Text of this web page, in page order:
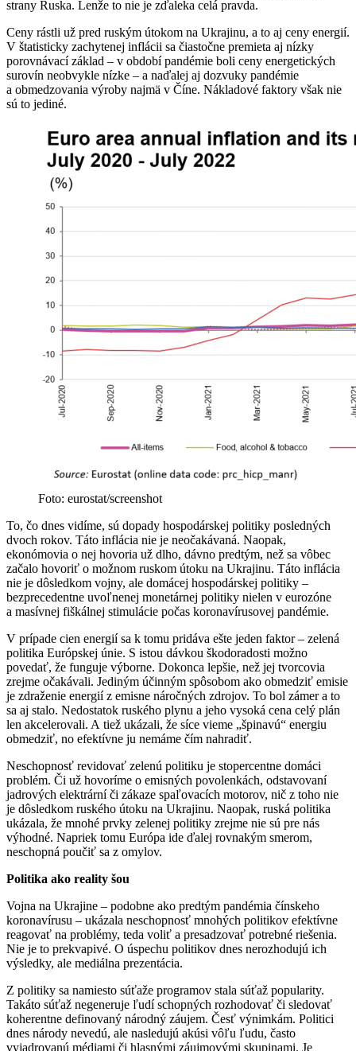
strany Ruska. Lenže to nie je zďaleka celá pravda.
Ceny rástli už pred ruským útokom na Ukrajinu, a to aj ceny energií.
V štatisticky zachytenej inflácii sa čiastočne premieta aj nízky
porovnávací základ – v období pandémie boli ceny energetických
surovín neobvykle nízke – a naďalej aj dozvuky pandémie
a obmedzovania výroby najmä v Číne. Nákladové faktory však nie
sú to jediné.
Foto: eurostat/screenshot
To, čo dnes vidíme, sú dopady hospodárskej politiky posledných
dvoch rokov. Táto inflácia nie je neočakávaná. Naopak,
ekonómovia o nej hovoria už dlho, dávno predtým, než sa vôbec
začalo hovoriť o možnom ruskom útoku na Ukrajinu. Táto inflácia
nie je dôsledkom vojny, ale domácej hospodárskej politiky –
bezprecedentne uvoľnenej monetárnej politiky nielen v eurozóne
a masívnej fiškálnej stimulácie počas koronavírusovej pandémie.
V prípade cien energií sa k tomu pridáva ešte jeden faktor – zelená
politika Európskej únie. S istou dávkou škodoradosti možno
povedať, že funguje výborne. Dokonca lepšie, než jej tvorcovia
zrejme očakávali. Jediným účinným spôsobom ako obmedziť emisie
je zdraženie energií z emisne náročných zdrojov. To bol zámer a to
sa aj stalo. Nedostatok ruského plynu a jeho vysoká cena celý plán
len akcelerovali. A tiež ukázali, že síce vieme „špinavú“ energiu
obmedziť, no efektívne ju nemáme čím nahradiť.
Neschopnosť revidovať zelenú politiku je stopercentne domáci
problém. Či už hovoríme o emisných povolenkách, odstavovaní
jadrových elektrární či zákaze spaľovacích motorov, nič z toho nie
je dôsledkom ruského útoku na Ukrajinu. Naopak, ruská politika
ukázala, že mnohé prvky zelenej politiky zrejme nie sú pre nás
výhodné. Napriek tomu Európa ide ďalej rovnakým smerom,
neschopná poučiť sa z omylov.
Politika ako reality šou
Vojna na Ukrajine – podobne ako predtým pandémia čínskeho
koronavírusu – ukázala neschopnosť mnohých politikov efektívne
reagovať na problémy, teda voliť a presadzovať potrebné riešenia.
Nie je to prekvapivé. O úspechu politikov dnes nerozhodujú ich
výsledky, ale mediálna prezentácia.
Z politiky sa namiesto súťaže programov stala súťaž popularity.
Takáto súťaž negeneruje ľudí schopných rozhodovať či sledovať
koherentne definovaný národný záujem. Česť výnimkám. Politici
dnes národy nevedú, ale nasledujú akúsi vôľu ľudu, často
vyjadrovanú médiami či hlasnými záujmovými skupinami. Je